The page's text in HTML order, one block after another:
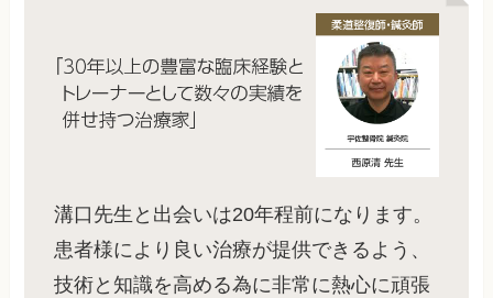
溝口先生と出会いは20年程前になります。
患者様により良い治療が提供できるよう、
技術と知識を高める為に非常に熱心に頑張